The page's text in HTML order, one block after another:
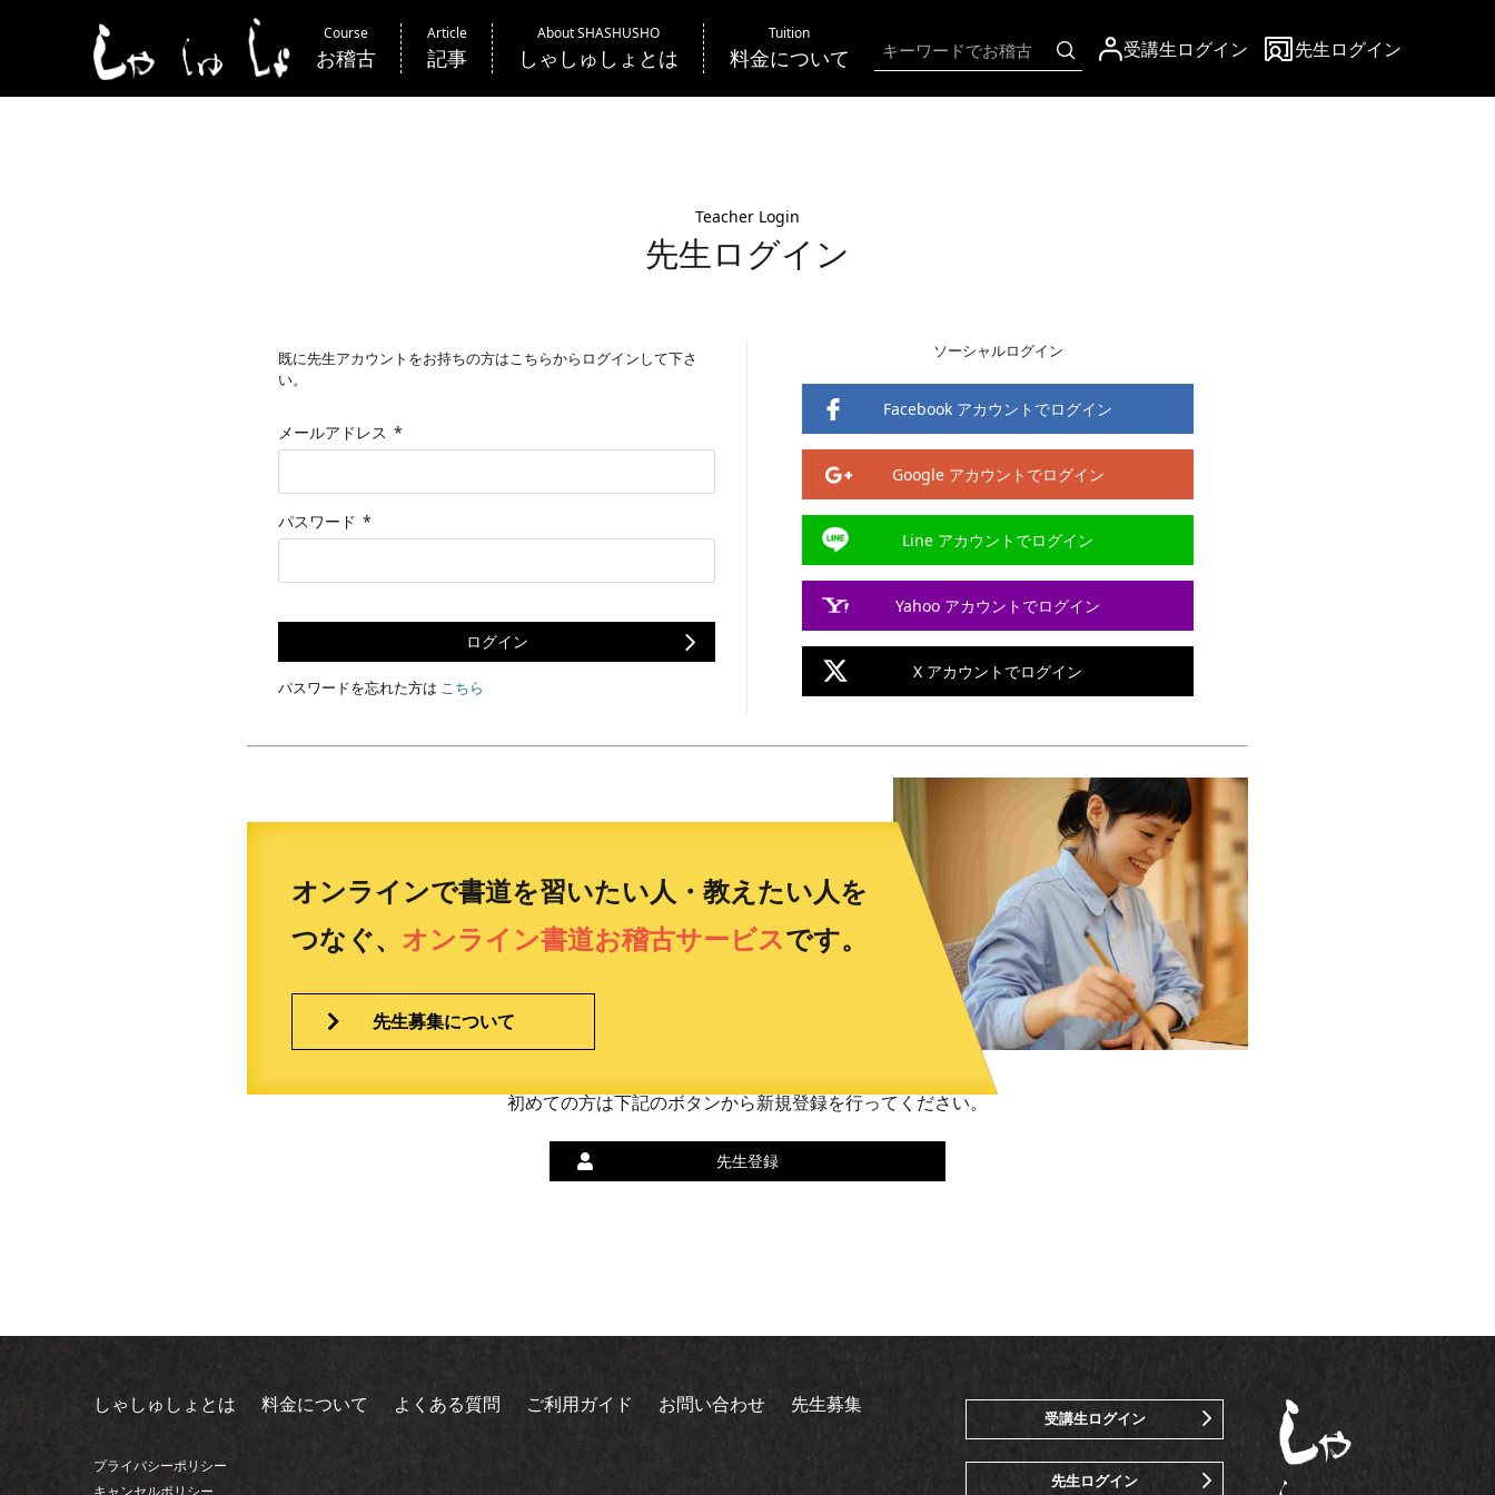
Course
お稽古
Article
記事
About SHASHUSHO
しゃしゅしょとは
Tuition
料金について 受講生ログイン 先生ログイン
Teacher Login
先生ログイン
既に先生アカウントをお持ちの方はこちらからログインして下さ
い。
メールアドレス *
パスワード *
ログイン
パスワードを忘れた方は こちら
ソーシャルログイン
Facebook アカウントでログイン
Google アカウントでログイン
Line アカウントでログイン
Yahoo アカウントでログイン
X アカウントでログイン
オンラインで書道を習いたい人・教えたい人を
つなぐ、 オンライン書道お稽古サービスです。
先生募集について
初めての方は下記のボタンから新規登録を行ってください。
先生登録
しゃしゅしょとは 料金について よくある質問 ご利用ガイド お問い合わせ 先生募集
プライバシーポリシー
キャンセルポリシー
受講生ログイン
先生ログイン